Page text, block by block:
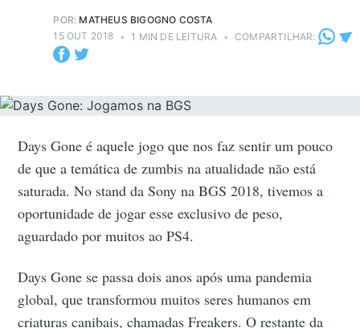
POR: MATHEUS BIGOGNO COSTA
15 OUT 2018 • 1 MIN DE LEITURA • COMPARTILHAR:
Days Gone é aquele jogo que nos faz sentir um pouco
de que a temática de zumbis na atualidade não está
saturada. No stand da Sony na BGS 2018, tivemos a
oportunidade de jogar esse exclusivo de peso,
aguardado por muitos ao PS4.
Days Gone se passa dois anos após uma pandemia
global, que transformou muitos seres humanos em
criaturas canibais, chamadas Freakers. O restante da